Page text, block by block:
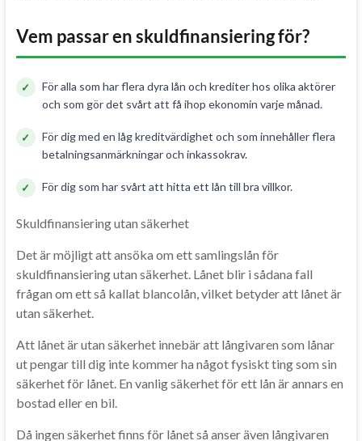
Vem passar en skuldfinansiering för?
För alla som har flera dyra lån och krediter hos olika aktörer
och som gör det svårt att få ihop ekonomin varje månad.
För dig med en låg kreditvärdighet och som innehåller flera
betalningsanmärkningar och inkassokrav.
För dig som har svårt att hitta ett lån till bra villkor.
Skuldfinansiering utan säkerhet
Det är möjligt att ansöka om ett samlingslån för
skuldfinansiering utan säkerhet. Lånet blir i sådana fall
frågan om ett så kallat blancolån, vilket betyder att lånet är
utan säkerhet.
Att lånet är utan säkerhet innebär att långivaren som lånar
ut pengar till dig inte kommer ha något fysiskt ting som sin
säkerhet för lånet. En vanlig säkerhet för ett lån är annars en
bostad eller en bil.
Då ingen säkerhet finns för lånet så anser även långivaren